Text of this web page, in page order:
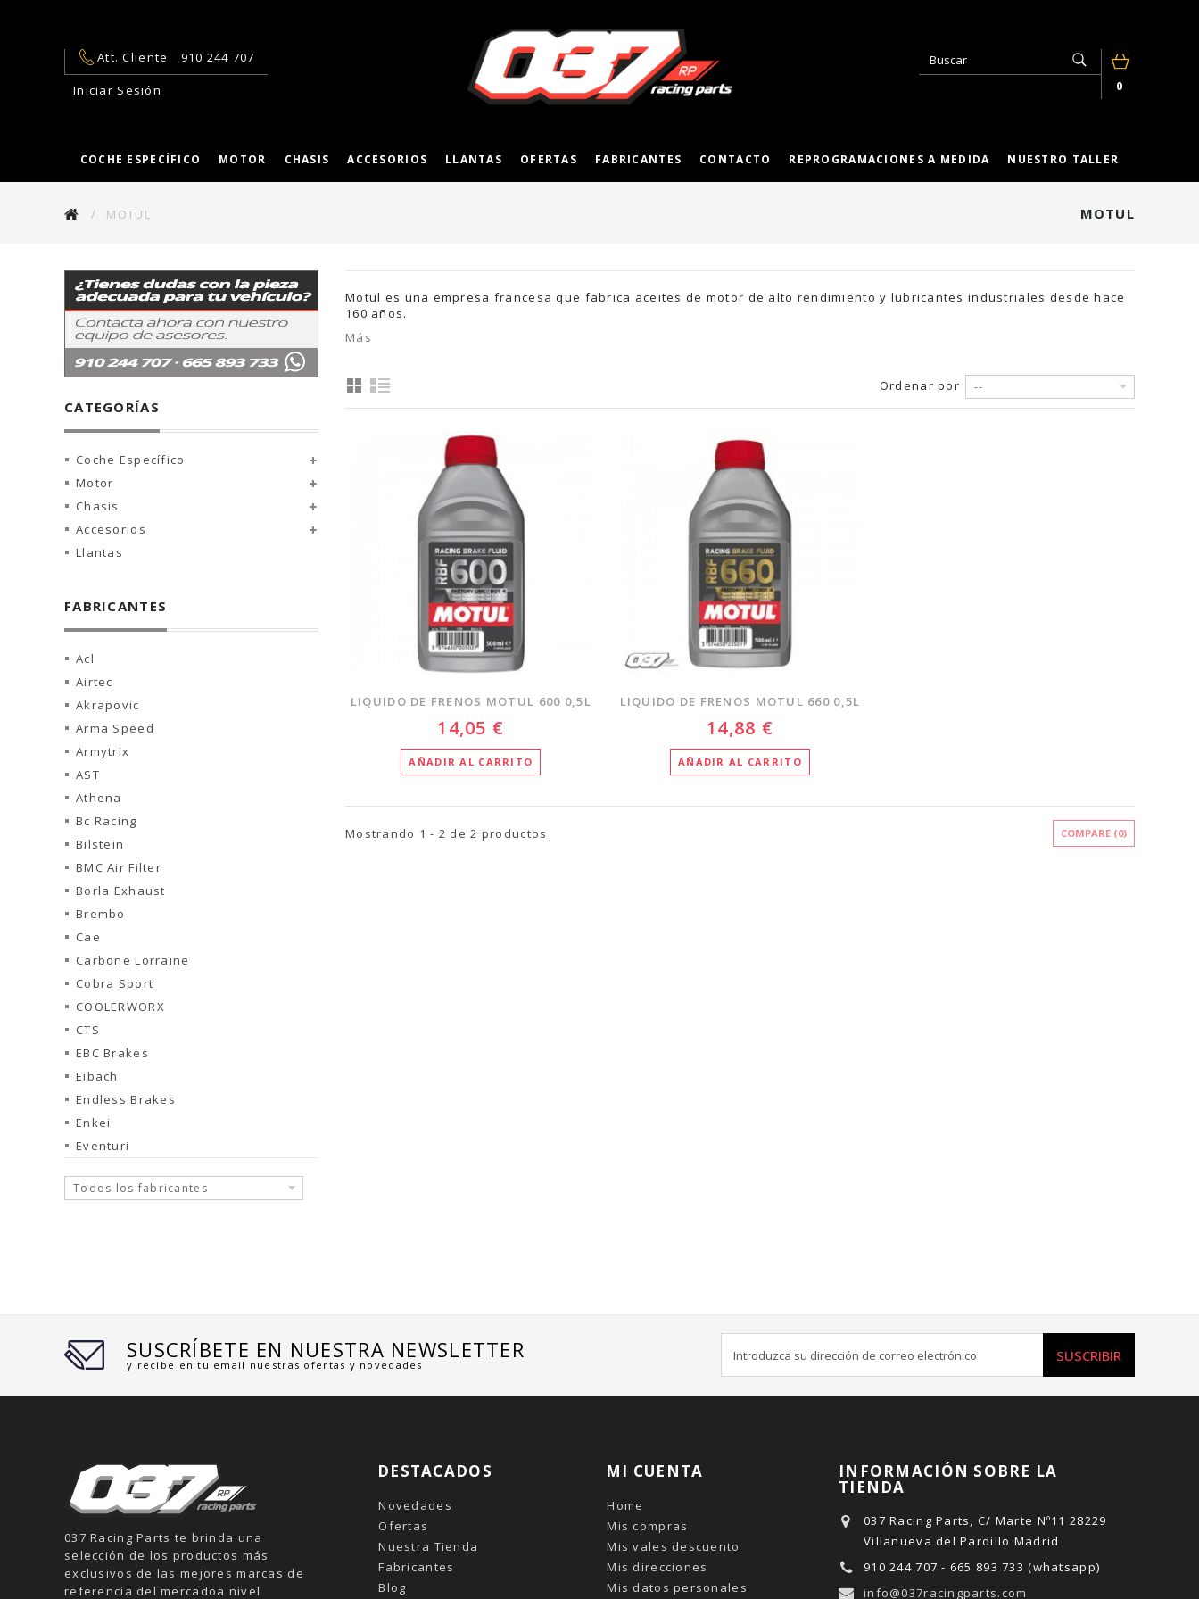
Iniciar Sesión
Att. Cliente
910 244 707
0
COCHE ESPECÍFICO MOTOR CHASIS ACCESORIOS LLANTAS OFERTAS FABRICANTES CONTACTO REPROGRAMACIONES A MEDIDA NUESTRO TALLER
MOTUL
MOTUL
CATEGORÍAS
Coche Específico
Motor
Chasis
Accesorios
Llantas
FABRICANTES
Acl
Airtec
Akrapovic
Arma Speed
Armytrix
AST
Athena
Bc Racing
Bilstein
BMC Air Filter
Borla Exhaust
Brembo
Cae
Carbone Lorraine
Cobra Sport
COOLERWORX
CTS
EBC Brakes
Eibach
Endless Brakes
Enkei
Eventuri
Todos los fabricantes
Motul es una empresa francesa que fabrica aceites de motor de alto rendimiento y lubricantes industriales desde hace
160 años.
Más
Ordenar por --
LIQUIDO DE FRENOS MOTUL 600 0,5L
14,05 €
AÑADIR AL CARRITO
LIQUIDO DE FRENOS MOTUL 660 0,5L
14,88 €
AÑADIR AL CARRITO
COMPARE (0)
Mostrando 1 - 2 de 2 productos
SUSCRÍBETE EN NUESTRA NEWSLETTER
y recibe en tu email nuestras ofertas y novedades
SUSCRIBIR
037 Racing Parts te brinda una
selección de los productos más
exclusivos de las mejores marcas de
referencia del mercadoa nivel
DESTACADOS
Novedades
Ofertas
Nuestra Tienda
Fabricantes
Blog
MI CUENTA
Home
Mis compras
Mis vales descuento
Mis direcciones
Mis datos personales
INFORMACIÓN SOBRE LA
TIENDA
037 Racing Parts, C/ Marte Nº11 28229
Villanueva del Pardillo Madrid
910 244 707 - 665 893 733 (whatsapp)
info@037racingparts.com